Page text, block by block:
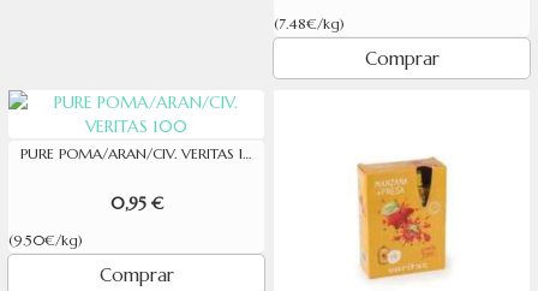
(7.48€/kg)
Comprar
PURE POMA/ARAN/CIV. VERITAS 100
0,95 €
(9.50€/kg)
Comprar